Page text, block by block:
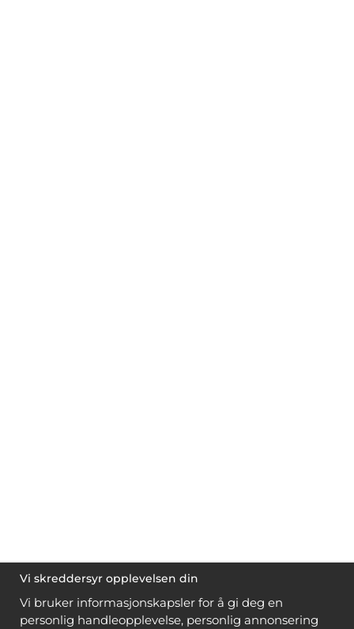
Vi skreddersyr opplevelsen din
Vi bruker informasjonskapsler for å gi deg en
personlig handleopplevelse, personlig annonsering